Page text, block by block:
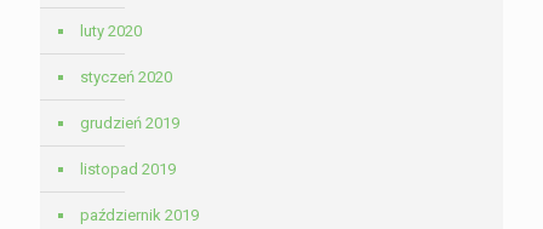
luty 2020
styczeń 2020
grudzień 2019
listopad 2019
październik 2019